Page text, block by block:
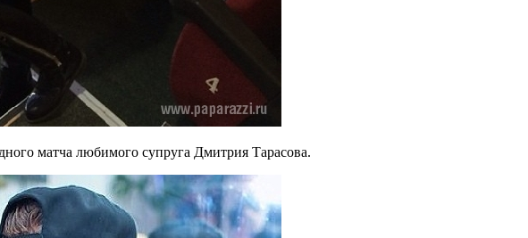
матча любимого супруга Дмитрия Тарасова.